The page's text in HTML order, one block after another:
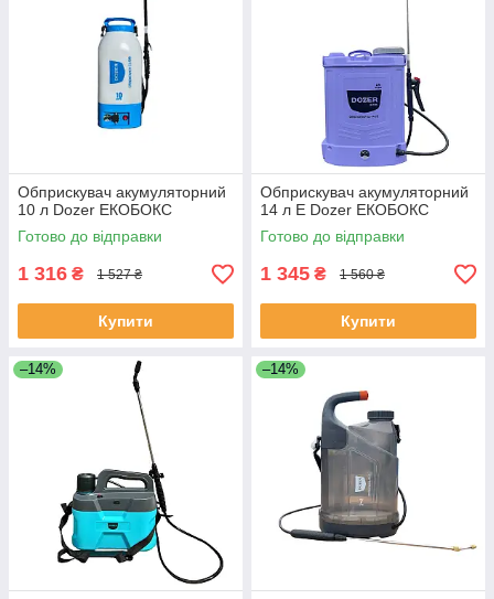
Обприскувач акумуляторний
10 л Dozer ЕКОБОКС
Готово до відправки
1 316 ₴ 1 527 ₴
Купити
Обприскувач акумуляторний
14 л E Dozer ЕКОБОКС
Готово до відправки
1 345 ₴ 1 560 ₴
Купити
–14% –14%